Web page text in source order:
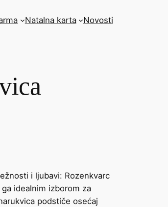
Natalna karta Novosti
i ljubavi: Rozenkvarc
idealnim izborom za
podstiče osećaj